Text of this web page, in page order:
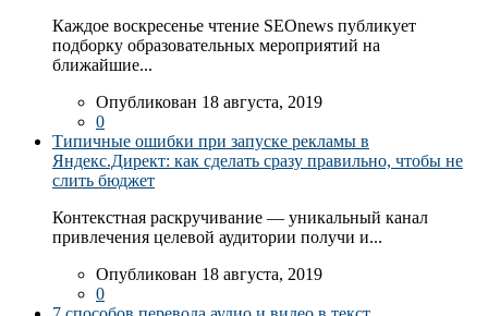
Каждое воскресенье чтение SEOnews публикует
подборку образовательных мероприятий на
ближайшие...
Опубликован 18 августа, 2019
0
Типичные ошибки при запуске рекламы в
Яндекс.Директ: как сделать сразу правильно, чтобы не
слить бюджет
Контекстная раскручивание — уникальный канал
привлечения целевой аудитории получи и...
Опубликован 18 августа, 2019
0